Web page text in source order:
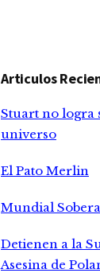
Articulos
Stuart no logra
universo
El Pato Merlin
Mundial
Detienen a la
Asesina de